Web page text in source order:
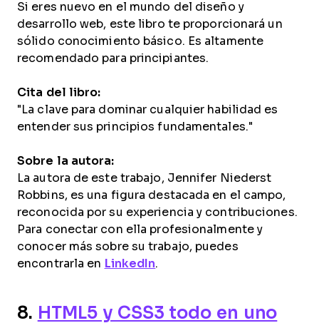
Si eres nuevo en el mundo del diseño y
desarrollo web, este libro te proporcionará un
sólido conocimiento básico. Es altamente
recomendado para principiantes.
Cita del libro:
"La clave para dominar cualquier habilidad es
entender sus principios fundamentales."
Sobre la autora:
La autora de este trabajo, Jennifer Niederst
Robbins, es una figura destacada en el campo,
reconocida por su experiencia y contribuciones.
Para conectar con ella profesionalmente y
conocer más sobre su trabajo, puedes
encontrarla en LinkedIn.
8. HTML5 y CSS3 todo en uno